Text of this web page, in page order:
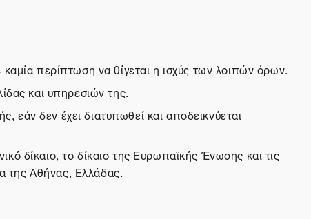
περίπτωση να θίγεται η ισχύς των λοιπών όρων.
και υπηρεσιών της.
δεν έχει διατυπωθεί και αποδεικνύεται
δίκαιο, το δίκαιο της Ευρωπαϊκής Ένωσης και τις
της Αθήνας, Ελλάδας.